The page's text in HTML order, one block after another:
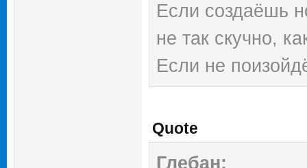
Если создаёшь
не так скучно,
Если не
разделе, я их
Quote
Глебан: